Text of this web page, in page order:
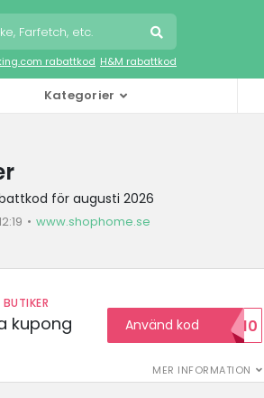
rabattkod H&M rabattkod
Kategorier
för augusti 2026
www.shophome.se
kupong
MER INFORMATION
Använd kod
VILKOMMEN10